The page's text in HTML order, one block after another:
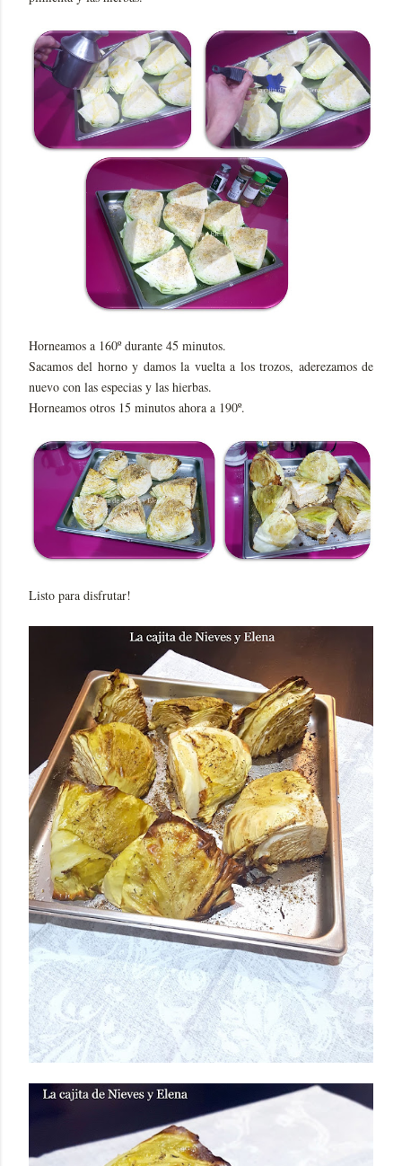
Horneamos a 160º durante 45 minutos.
Sacamos del horno y damos la vuelta a los trozos, aderezamos de
nuevo con las especias y las hierbas.
Horneamos otros 15 minutos ahora a 190º.
Listo para disfrutar!